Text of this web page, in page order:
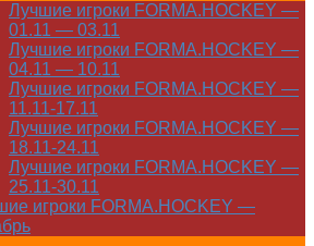
Лучшие игроки FORMA.HOCKEY —
01.11 — 03.11
Лучшие игроки FORMA.HOCKEY —
04.11 — 10.11
Лучшие игроки FORMA.HOCKEY —
11.11-17.11
Лучшие игроки FORMA.HOCKEY —
18.11-24.11
Лучшие игроки FORMA.HOCKEY —
25.11-30.11
игроки FORMA.HOCKEY —